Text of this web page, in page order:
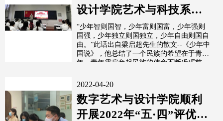
设计学院艺术与科技系第
三十四期党校第三堂课
“少年智则国智，少年富则国富，少年强则
国强，少年独立则国独立，少年自由则国自
由。”此话出自梁启超先生的散文--《少年中
国说》，他总结了一个民族的希望在于青
年，青年需肩负起民族的使命不断砥砺前...
2022-04-20
数字艺术与设计学院顺利
开展2022年“五·四”评优优